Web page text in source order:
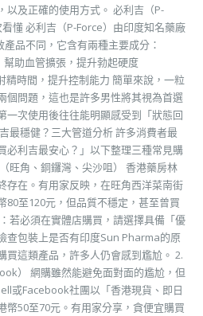
以及正確的使用方式。 必利吉（P-
懂 必利吉（P-Force）由印度知名藥廠
品不同，它含有兩種主要成分：
助血管擴張，提升勃起硬度
時間，提升控制能力 簡單來說，一粒
個問題，這也是許多男性將其視為首選
一次使用後往往能明顯感受到「狀態回
最穩健？三大管道分析 許多消費者最
必利吉最安心？」以下整理三種常見購
旺角、銅鑼灣、尖沙咀） 香港藥房林
存在。有用家反映，在旺角西洋菜南街
80至120元，但品質不穩定，甚至曾買
若必須在實體店購買，請選擇具備「優
查包裝上是否有印度Sun Pharma的原
買這類產品，許多人仍會感到尷尬。 2.
） 網購雖然能避免面對面的尷尬，但
或Facebook社團以「香港現貨、即日
幣50至70元。有用家分享，貪便宜購買